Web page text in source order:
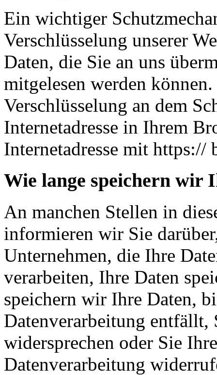
Ein wichtiger
Verschlüsselung unserer
Daten, die Sie an uns
mitgelesen werden
Verschlüsselung an dem
Internetadresse in Ihrem
Internetadresse mit
Wie lange speichern wir
An manchen Stellen in
informieren wir Sie
Unternehmen, die Ihre
verarbeiten, Ihre Daten
speichern wir Ihre Daten,
Datenverarbeitung entfällt,
widersprechen oder Sie
Datenverarbeitung